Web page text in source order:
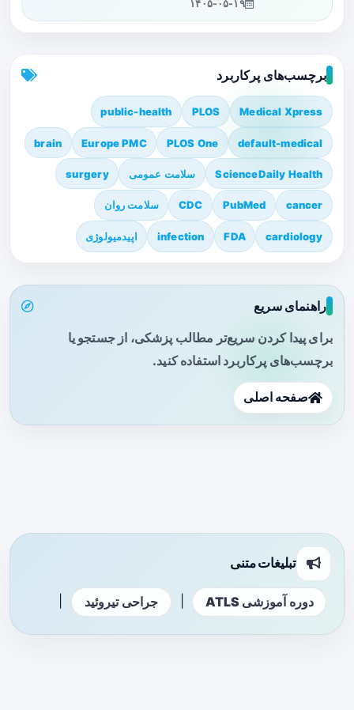
۱۴۰۵-۰۵-۱۹
برچسب‌های پرکاربرد
Medical Xpress
PLOS
public-health
default-medical
PLOS One
Europe PMC
brain
ScienceDaily Health سلامت عمومی surgery
cancer
PubMed
CDC سلامت روان
cardiology
FDA
infection اپیدمیولوژی
راهنمای سریع
برای پیدا کردن سریع‌تر مطالب پزشکی، از جستجو یا
برچسب‌های پرکاربرد استفاده کنید.
صفحه اصلی
تبلیغات متنی
دوره آموزشی ATLS جراحی تیروئید